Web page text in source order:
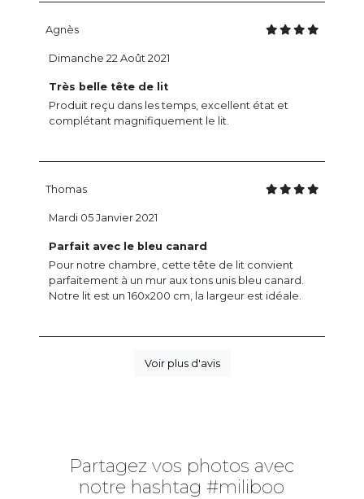
Agnès
Très belle tête de lit
Produit reçu dans les temps, excellent état et
complétant magnifiquement le lit.
Dimanche 22 Août 2021
Thomas
Parfait avec le bleu canard
Pour notre chambre, cette tête de lit convient
parfaitement à un mur aux tons unis bleu canard.
Notre lit est un 160x200 cm, la largeur est idéale.
Mardi 05 Janvier 2021
Voir plus d'avis
Partagez vos photos avec
notre hashtag #miliboo